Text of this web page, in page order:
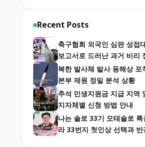
Recent Posts
축구협회 외국인 심판 성접
보고서로 드러난 과거 비리
북한 발사체 발사 동해상 포
본부 제원 정밀 분석 상황
추석 민생지원금 지급 지역
지자체별 신청 방법 안내
나는 솔로 33기 모태솔로
라 33번지 첫인상 선택과